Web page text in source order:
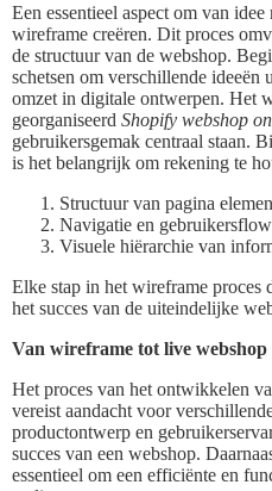
Een essentieel aspect om van
wireframe creëren. Dit proces
de structuur van de webshop.
schetsen om verschillende ideeën
omzet in digitale ontwerpen. Het
georganiseerd Shopify webshop
gebruikersgemak centraal staan.
is het belangrijk om rekening te
Structuur van pagina
Navigatie en gebruikersflow
Visuele hiërarchie van
Elke stap in het wireframe proces
het succes van de uiteindelijke
Van wireframe tot live webshop
Het proces van het ontwikkelen
vereist aandacht voor
productontwerp en
succes van een webshop.
essentieel om een efficiënte en